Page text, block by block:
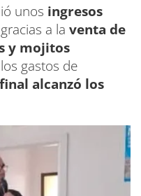
unos ingresos
a la venta de
y mojitos
gastos de
alcanzó los